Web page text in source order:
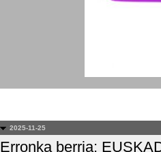
2025-11-25
Erronka berria: